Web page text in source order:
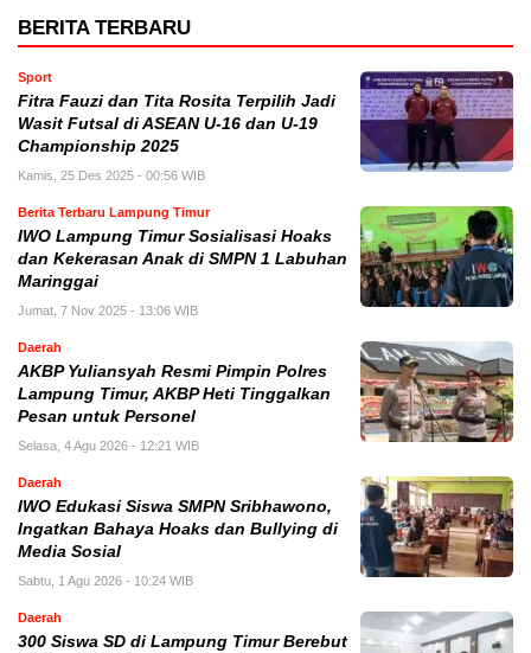
BERITA TERBARU
Sport
Fitra Fauzi dan Tita Rosita Terpilih Jadi
Wasit Futsal di ASEAN U-16 dan U-19
Championship 2025
Kamis, 25 Des 2025 - 00:56 WIB
Berita Terbaru Lampung Timur
IWO Lampung Timur Sosialisasi Hoaks
dan Kekerasan Anak di SMPN 1 Labuhan
Maringgai
Jumat, 7 Nov 2025 - 13:06 WIB
Daerah
AKBP Yuliansyah Resmi Pimpin Polres
Lampung Timur, AKBP Heti Tinggalkan
Pesan untuk Personel
Selasa, 4 Agu 2026 - 12:21 WIB
Daerah
IWO Edukasi Siswa SMPN Sribhawono,
Ingatkan Bahaya Hoaks dan Bullying di
Media Sosial
Sabtu, 1 Agu 2026 - 10:24 WIB
Daerah
300 Siswa SD di Lampung Timur Berebut